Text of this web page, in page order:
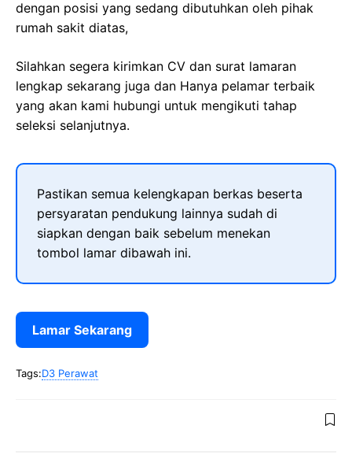
dengan posisi yang sedang dibutuhkan oleh pihak
rumah sakit diatas,
Silahkan segera kirimkan CV dan surat lamaran
lengkap sekarang juga dan Hanya pelamar terbaik
yang akan kami hubungi untuk mengikuti tahap
seleksi selanjutnya.
Pastikan semua kelengkapan berkas beserta
persyaratan pendukung lainnya sudah di
siapkan dengan baik sebelum menekan
tombol lamar dibawah ini.
Lamar Sekarang
Tags:D3 Perawat